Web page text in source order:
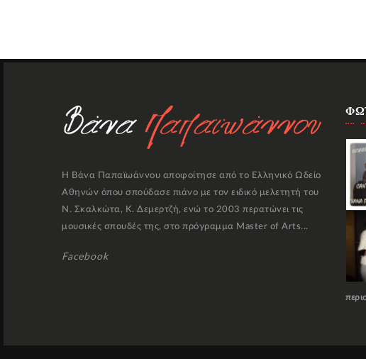
Η Βάνα Παπαϊωάννου αποφοίτησε από το Ελληνικό Ωδείο
Αθηνών όπου σπούδασε πιάνο με τον ειδικό μελετητή του
Ν. Σκαλκώτα, Κ. Δεμερτζή, ενώ το 2003 περατώνει τις
μουσικές σπουδές της, στο πρόγραμμα Master of Arts...
Facebook